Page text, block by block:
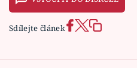
Sdílejte článek